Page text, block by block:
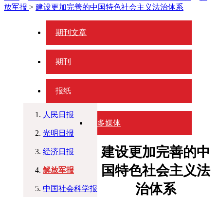
放军报 > 建设更加完善的中国特色社会主义法治体系
期刊文章
期刊
报纸
人民日报
光明日报
经济日报
解放军报
中国社会科学报
多媒体
建设更加完善的中
国特色社会主义法
治体系